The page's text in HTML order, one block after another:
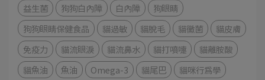
益生菌
狗狗白內障 白內障
狗眼睛
狗狗眼睛保健食品
貓過敏 貓脫毛 貓黴菌
貓皮膚
免疫力
貓流眼淚 貓流鼻水 貓打噴嚏
貓離胺酸
貓魚油
魚油 Omega-3 貓尾巴
貓咪行為學